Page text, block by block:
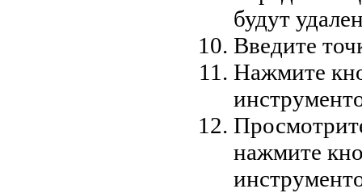
будут
Введите
Нажмите
нажмите